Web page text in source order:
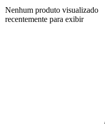
Nenhum produto visualizado
recentemente para exibir